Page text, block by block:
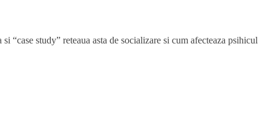
study” reteaua asta de socializare si cum afecteaza psihicul